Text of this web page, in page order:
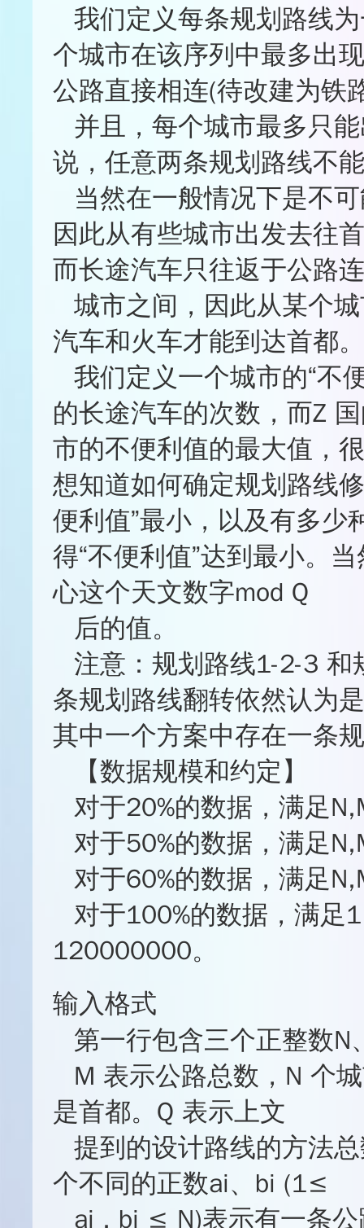
我们定义每条规划路线
个城市在该序列中最多出
公路直接相连(待改建为铁
并且，每个城市最多只
说，任意两条规划路线不
当然在一般情况下是不
因此从有些城市出发去往
而长途汽车只往返于公路
城市之间，因此从某个
汽车和火车才能到达首都。
我们定义一个城市的“不
的长途汽车的次数，而Z
市的不便利值的最大值，
想知道如何确定规划路线
便利值”最小，以及有多少
得“不便利值”达到最小。
心这个天文数字mod Q
后的值。
注意：规划路线1-2-3
条规划路线翻转依然认为
其中一个方案中存在一条
【数据规模和约定】
对于20%的数据，满足
对于50%的数据，满足
对于60%的数据，满足
对于100%的数据，满
120000000。
输入格式
第一行包含三个正整数N
M 表示公路总数，N 个
是首都。Q 表示上文
提到的设计路线的方法
个不同的正数ai、bi (1≤
ai , bi ≤ N)表示有一条